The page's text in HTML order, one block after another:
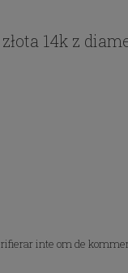
14k z
inte om de